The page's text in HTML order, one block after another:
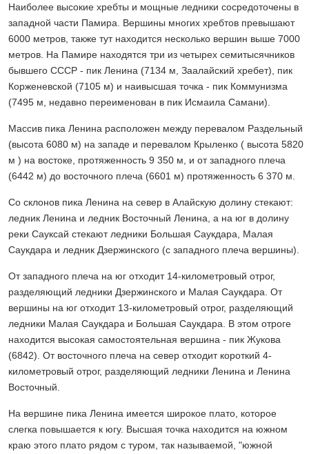
Наиболее высокие хребты и мощные ледники сосредоточены в
западной части Памира. Вершины многих хребтов превышают
6000 метров, также тут находится несколько вершин выше 7000
метров. На Памире находятся три из четырех семитысячников
бывшего СССР - пик Ленина (7134 м, Заалайский хребет), пик
Корженевской (7105 м) и наивысшая точка - пик Коммунизма
(7495 м, недавно переименован в пик Исмаила Самани).
Массив пика Ленина расположен между перевалом Раздельный
(высота 6080 м) на западе и перевалом Крыленко ( высота 5820
м ) на востоке, протяженность 9 350 м, и от западного плеча
(6442 м) до восточного плеча (6601 м) протяженность 6 370 м.
Со склонов пика Ленина на север в Алайскую долину стекают:
ледник Ленина и ледник Восточный Ленина, а на юг в долину
реки Сауксай стекают ледники Большая Саукдара, Малая
Саукдара и ледник Дзержинского (с западного плеча вершины).
От западного плеча на юг отходит 14-километровый отрог,
разделяющий ледники Дзержинского и Малая Саукдара. От
вершины на юг отходит 13-километровый отрог, разделяющий
ледники Малая Саукдара и Большая Саукдара. В этом отроге
находится высокая самостоятельная вершина - пик Жукова
(6842). От восточного плеча на север отходит короткий 4-
километровый отрог, разделяющий ледники Ленина и Ленина
Восточный.
На вершине пика Ленина имеется широкое плато, которое
слегка повышается к югу. Высшая точка находится на южном
краю этого плато рядом с туром, так называемой, "южной